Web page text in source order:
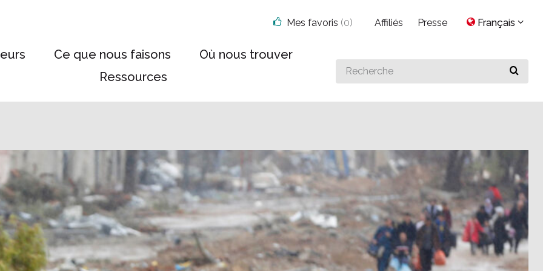
Ce que nous faisons
Où nous trouver
Ressources
Search
for
Mes favoris (0) Affiliés Presse Français